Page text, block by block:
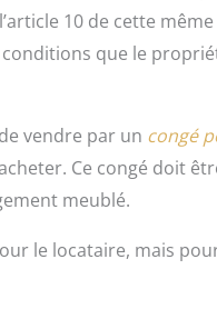
10 de cette
que le
vendre par un congé
Ce congé doit
meublé.
le locataire, mais